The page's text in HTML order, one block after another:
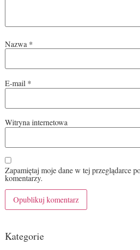
Nazwa *
E-mail *
Witryna internetowa
Zapamiętaj moje dane w tej przeglądarce
komentarzy.
Kategorie